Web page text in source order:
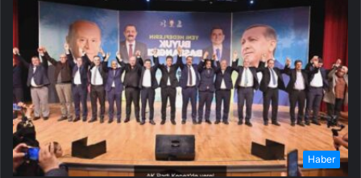
Haber